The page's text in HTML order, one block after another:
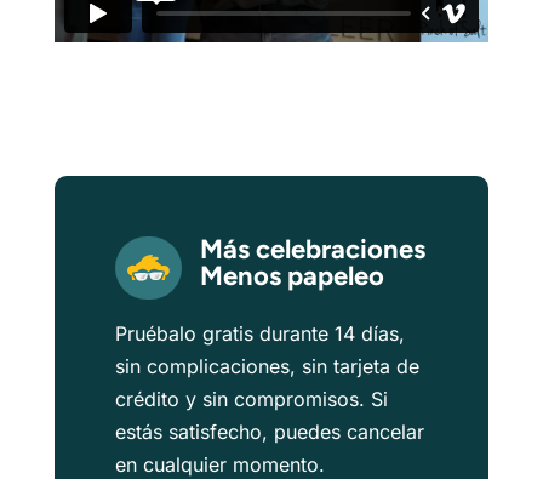
Más celebraciones
Menos papeleo
Pruébalo gratis durante 14 días,
sin complicaciones, sin tarjeta de
crédito y sin compromisos. Si
estás satisfecho, puedes cancelar
en cualquier momento.